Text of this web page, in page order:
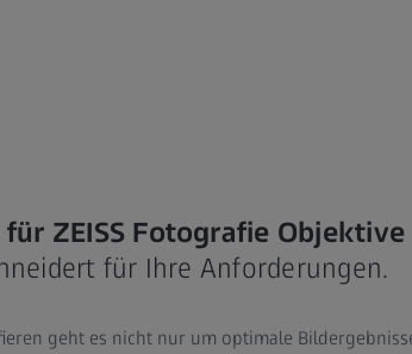
ZEISS Fotografie Objektive
für Ihre Anforderungen.
geht es nicht nur um optimale